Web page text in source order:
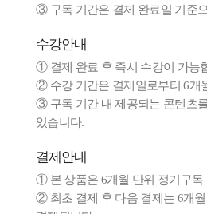
③ 구독 기간은 결제 완료일 기준
수강안내
① 결제 완료 후 즉시 수강이 가능
② 수강 기간은 결제일로부터 6개
③ 구독 기간 내 제공되는 콘텐츠
있습니다.
결제안내
① 본 상품은 6개월 단위 정기구독
② 최초 결제 후 다음 결제는 6개